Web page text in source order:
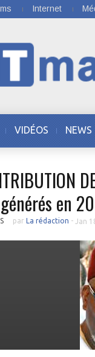
Internet
VIDÉOS NEWS
en
par La rédaction - Jan